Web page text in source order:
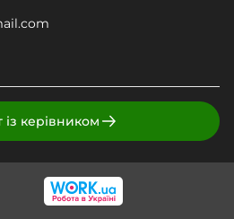
із керівником